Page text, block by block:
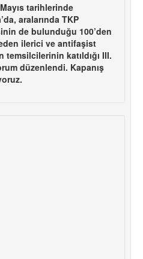
tarihlerinde
aralarında TKP
de bulunduğu 100’den
ilerici ve antifaşist
temsilcilerinin katıldığı III.
düzenlendi. Kapanış